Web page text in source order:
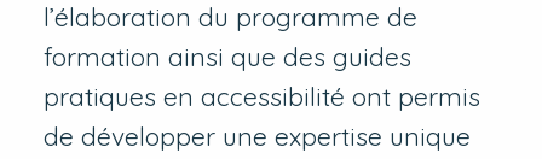
l’élaboration du programme de
formation ainsi que des guides
pratiques en accessibilité ont permis
de développer une expertise unique